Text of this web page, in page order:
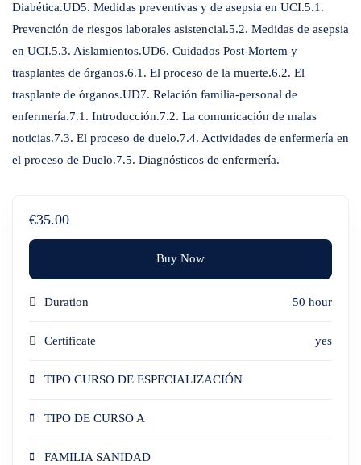
Diabética.UD5. Medidas preventivas y de asepsia en UCI.5.1.
Prevención de riesgos laborales asistencial.5.2. Medidas de asepsia
en UCI.5.3. Aislamientos.UD6. Cuidados Post-Mortem y
trasplantes de órganos.6.1. El proceso de la muerte.6.2. El
trasplante de órganos.UD7. Relación familia-personal de
enfermería.7.1. Introducción.7.2. La comunicación de malas
noticias.7.3. El proceso de duelo.7.4. Actividades de enfermería en
el proceso de Duelo.7.5. Diagnósticos de enfermería.
€35.00
Buy Now
Duration 50 hour
Certificate yes
TIPO CURSO DE ESPECIALIZACIÓN
TIPO DE CURSO A
FAMILIA SANIDAD